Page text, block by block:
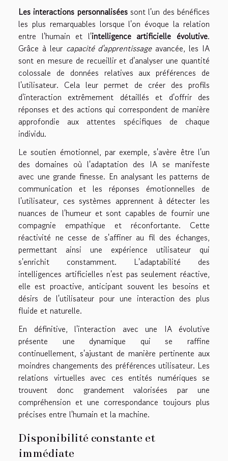
Les interactions personnaliséessont l'un des bénéfices
les plus remarquables lorsque l'on évoque la relation
entre l'humain et l'intelligence artificielle évolutive.
Grâce à leur capacité d'apprentissageavancée, les IA
sont en mesure de recueillir et d'analyser une quantité
colossale de données relatives aux préférences de
l'utilisateur. Cela leur permet de créer des profils
d'interaction extrêmement détaillés et d'offrir des
réponses et des actions qui correspondent de manière
approfondie aux attentes spécifiques de chaque
individu.
Le soutien émotionnel, par exemple, s'avère être l'un
des domaines où l'adaptation des IA se manifeste
avec une grande finesse. En analysant les patterns de
communication et les réponses émotionnelles de
l'utilisateur, ces systèmes apprennent à détecter les
nuances de l'humeur et sont capables de fournir une
compagnie empathique et réconfortante. Cette
réactivité ne cesse de s'affiner au fil des échanges,
permettant ainsi une expérience utilisateur qui
s'enrichit constamment. L'adaptabilité des
intelligences artificielles n'est pas seulement réactive,
elle est proactive, anticipant souvent les besoins et
désirs de l'utilisateur pour une interaction des plus
fluide et naturelle.
En définitive, l'interaction avec une IA évolutive
présente une dynamique qui se raffine
continuellement, s'ajustant de manière pertinente aux
moindres changements des préférences utilisateur. Les
relations virtuelles avec ces entités numériques se
trouvent donc grandement valorisées par une
compréhension et une correspondance toujours plus
précises entre l'humain et la machine.
Disponibilité constante et
immédiate